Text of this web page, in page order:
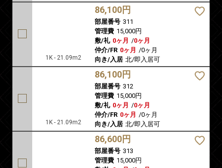
1K - 21.09m2
86,100円
部屋番号 311
管理費 15,000円
敷/礼 0ヶ月 /0ヶ月
仲介/FR 0ヶ月 /0ヶ月
向き/入居 北/即入居可
1K - 21.09m2
86,100円
部屋番号 312
管理費 15,000円
敷/礼 0ヶ月 /0ヶ月
仲介/FR 0ヶ月 /0ヶ月
向き/入居 北/即入居可
86,600円
部屋番号 313
管理費 15,000円